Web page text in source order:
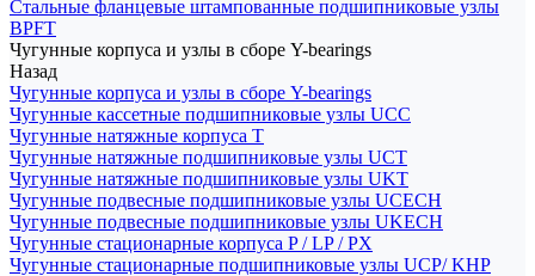
Стальные фланцевые штампованные подшипниковые узлы
BPFT
Чугунные корпуса и узлы в сборе Y-bearings
Назад
Чугунные корпуса и узлы в сборе Y-bearings
Чугунные кассетные подшипниковые узлы UCC
Чугунные натяжные корпуса T
Чугунные натяжные подшипниковые узлы UCT
Чугунные натяжные подшипниковые узлы UKT
Чугунные подвесные подшипниковые узлы UCECH
Чугунные подвесные подшипниковые узлы UKECH
Чугунные стационарные корпуса P / LP / PX
Чугунные стационарные подшипниковые узлы UCP/ KHP